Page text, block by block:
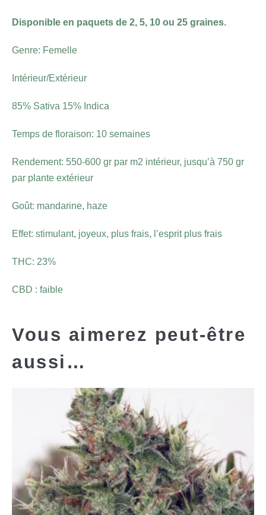
Disponible en paquets de 2, 5, 10 ou 25 graines.
Genre: Femelle
Intérieur/Extérieur
85% Sativa 15% Indica
Temps de floraison: 10 semaines
Rendement: 550-600 gr par m2 intérieur, jusqu’à 750 gr
par plante extérieur
Goût: mandarine, haze
Effet: stimulant, joyeux, plus frais, l’esprit plus frais
THC: 23%
CBD : faible
Vous aimerez peut-être
aussi…